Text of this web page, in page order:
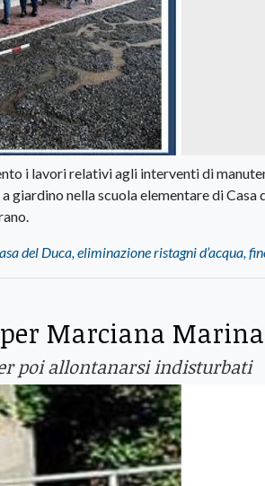
i lavori relativi agli interventi di
giardino nella scuola elementare di Casa
del Duca, eliminazione ristagni d’acqua,
Marciana Marina
poi allontanarsi indisturbati